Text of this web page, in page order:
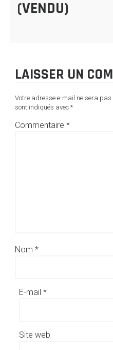
(VENDU)
LAISSER UN
Votre adresse e-mail ne sera pas
sont indiqués avec *
Commentaire *
Nom *
E-mail *
Site web